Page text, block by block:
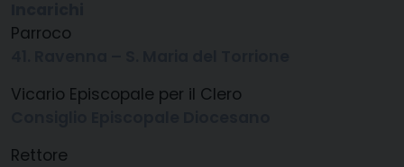
Parroco
Vicario Episcopale per il Clero
Rettore